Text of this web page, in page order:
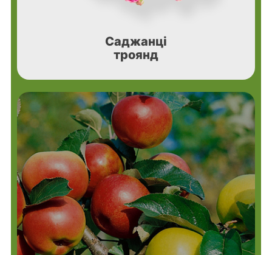
Саджанці
троянд